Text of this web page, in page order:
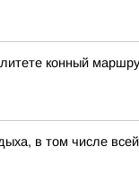
конный
в том числе